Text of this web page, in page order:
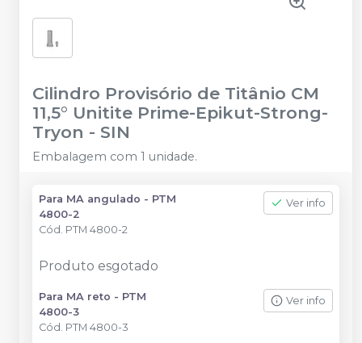
Cilindro Provisório de Titânio CM
11,5° Unitite Prime-Epikut-Strong-
Tryon - SIN
Embalagem com 1 unidade.
Para MA angulado - PTM
4800-2
Cód. PTM 4800-2
Ver info
Produto esgotado
Para MA reto - PTM
4800-3
Cód. PTM 4800-3
Ver info